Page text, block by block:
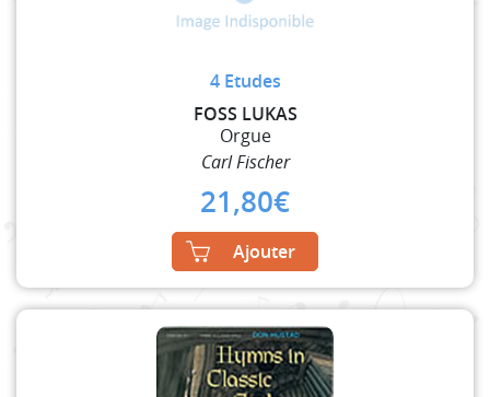
4 Etudes
FOSS LUKAS
Orgue
Carl Fischer
21,80€
Ajouter